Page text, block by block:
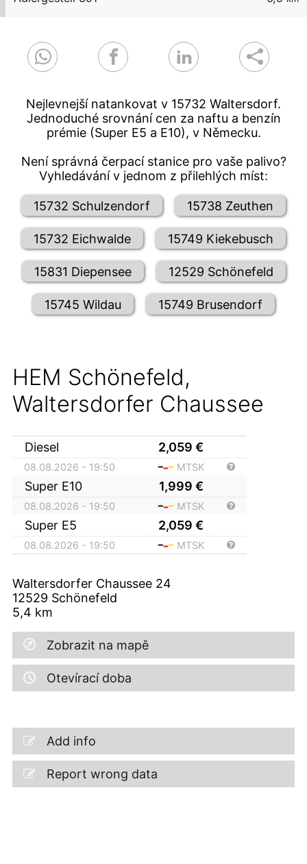
Nejlevnejší natankovat v 15732 Waltersdorf.
Jednoduché srovnání cen za naftu a benzín
prémie (Super E5 a E10), v Německu.
Není správná čerpací stanice pro vaše palivo?
Vyhledávání v jednom z přilehlých míst:
15732 Schulzendorf 15738 Zeuthen
15732 Eichwalde 15749 Kiekebusch
15831 Diepensee 12529 Schönefeld
15745 Wildau 15749 Brusendorf
HEM Schönefeld,
Waltersdorfer Chaussee
Diesel 2,059 €
08.08.2026 - 19:50 MTSK
Super E10 1,999 €
08.08.2026 - 19:50 MTSK
Super E5 2,059 €
08.08.2026 - 19:50 MTSK
Waltersdorfer Chaussee 24
12529 Schönefeld
5,4 km
Zobrazit na mapě
Otevírací doba
Add info
Report wrong data